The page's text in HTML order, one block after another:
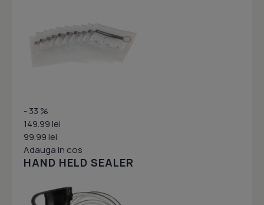
- 33 %
149.99 lei
99.99 lei
Adauga in cos
HAND HELD SEALER